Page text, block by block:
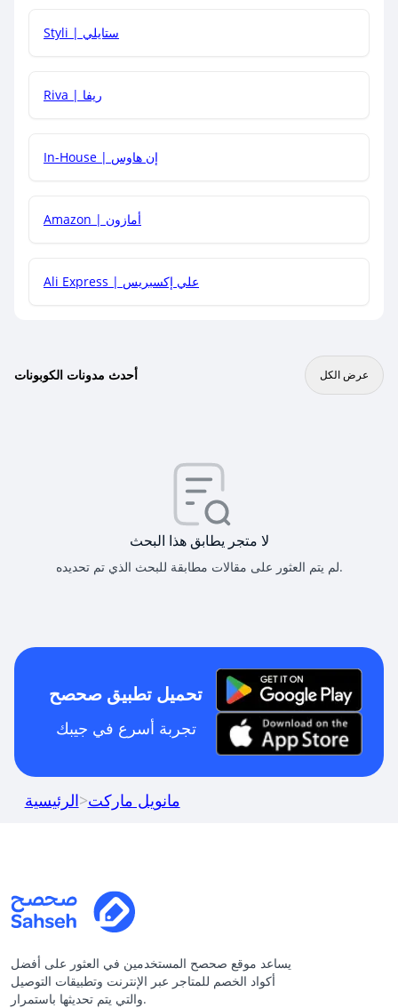
هل يمكنني جمع كود خصم مع العروض الأخرى؟
Styli | ستايلي
Riva | ريفا
In-House | إن هاوس
Amazon | أمازون
Ali Express | علي إكسبريس
أحدث مدونات الكوبونات عرض الكل
لا متجر يطابق هذا البحث
لم يتم العثور على مقالات مطابقة للبحث الذي تم تحديده.
تحميل تطبيق صحصح
تجربة أسرع في جيبك
الرئيسية>مانويل ماركت
يساعد موقع صحصح المستخدمين في العثور على أفضل
أكواد الخصم للمتاجر عبر الإنترنت وتطبيقات التوصيل
والتي يتم تحديثها باستمرار.